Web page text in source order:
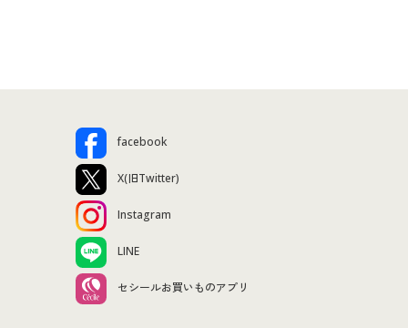
facebook
X(旧Twitter)
Instagram
LINE
セシールお買いものアプリ